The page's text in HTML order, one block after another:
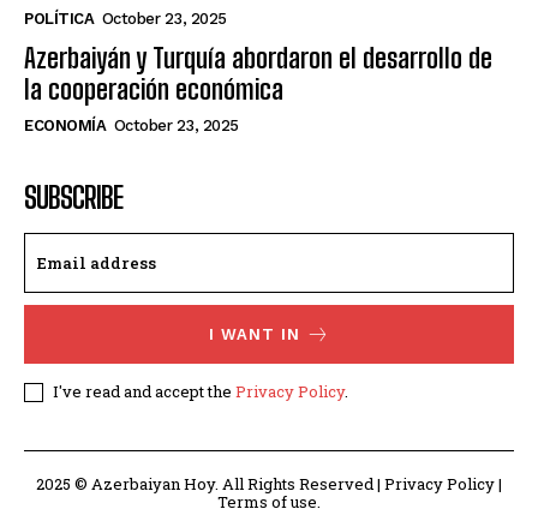
POLÍTICA October 23, 2025
Azerbaiyán y Turquía abordaron el desarrollo de
la cooperación económica
ECONOMÍA October 23, 2025
SUBSCRIBE
I WANT IN
I've read and accept the Privacy Policy.
2025 © Azerbaiyan Hoy. All Rights Reserved | Privacy Policy |
Terms of use.